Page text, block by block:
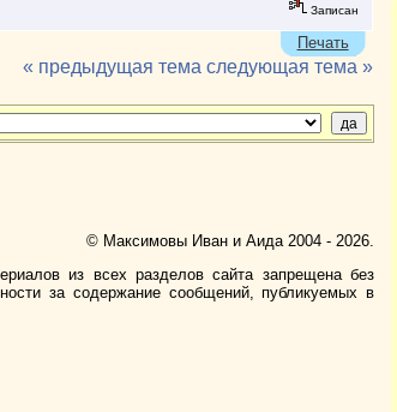
Записан
Печать
« предыдущая тема следующая тема »
© Максимовы Иван и Аида 2004 - 2026.
из всех разделов сайта запрещена без
за содержание сообщений, публикуемых в